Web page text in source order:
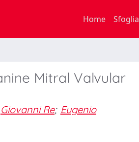
Home Sfoglia
Mitral Valvular
Giovanni Re; Eugenio